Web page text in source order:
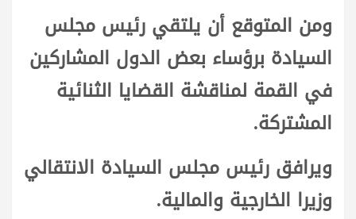
ومن المتوقع أن يلتقي رئيس مجلس
السيادة برؤساء بعض الدول المشاركين
في القمة لمناقشة القضايا الثنائية
المشتركة.
ويرافق رئيس مجلس السيادة الانتقالي
وزيرا الخارجية والمالية.